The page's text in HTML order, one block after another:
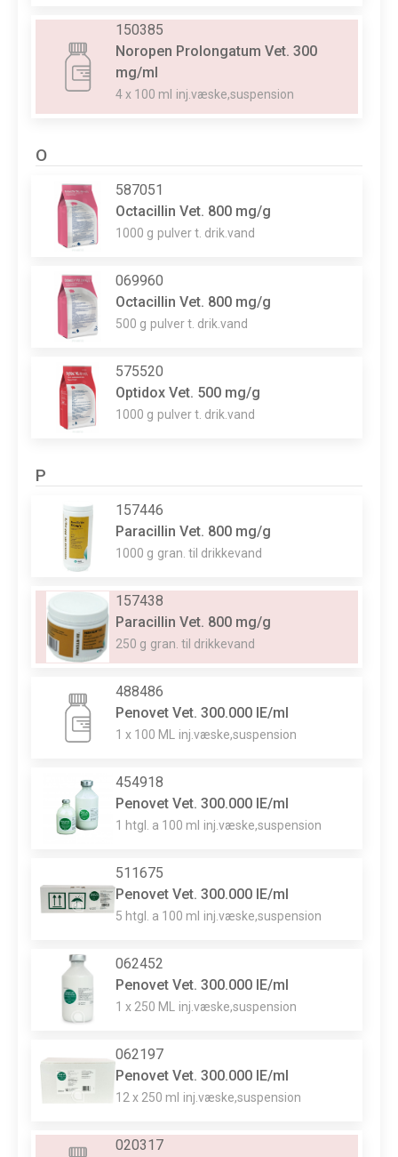
150385
Noropen Prolongatum Vet. 300
mg/ml
4 x 100 ml inj.væske,suspension
O
587051
Octacillin Vet. 800 mg/g
1000 g pulver t. drik.vand
069960
Octacillin Vet. 800 mg/g
500 g pulver t. drik.vand
575520
Optidox Vet. 500 mg/g
1000 g pulver t. drik.vand
P
157446
Paracillin Vet. 800 mg/g
1000 g gran. til drikkevand
157438
Paracillin Vet. 800 mg/g
250 g gran. til drikkevand
488486
Penovet Vet. 300.000 IE/ml
1 x 100 ML inj.væske,suspension
454918
Penovet Vet. 300.000 IE/ml
1 htgl. a 100 ml inj.væske,suspension
511675
Penovet Vet. 300.000 IE/ml
5 htgl. a 100 ml inj.væske,suspension
062452
Penovet Vet. 300.000 IE/ml
1 x 250 ML inj.væske,suspension
062197
Penovet Vet. 300.000 IE/ml
12 x 250 ml inj.væske,suspension
020317